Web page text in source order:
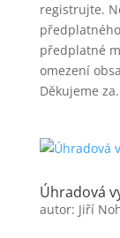
registrujte.
předplatné
omezení
Děkujeme
Úhradová
autor: Jiří